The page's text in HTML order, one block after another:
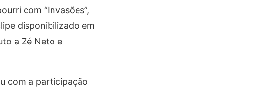
com “Invasões”,
disponibilizado em
a Zé Neto e
com a participação